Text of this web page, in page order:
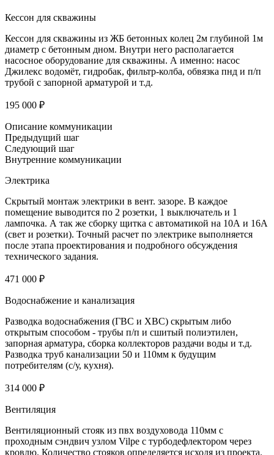
Кессон для скважины
Кессон для скважины из ЖБ бетонных колец 2м глубиной 1м
диаметр с бетонным дном. Внутри него располагается
насосное оборудование для скважины. А именно: насос
Джилекс водомёт, гидробак, фильтр-колба, обвязка пнд и п/п
трубой с запорной арматурой и т.д.
195 000 ₽
Описание коммуникации
Предыдущий шаг
Следующий шаг
Внутренние коммуникации
Электрика
Скрытый монтаж электрики в вент. зазоре. В каждое
помещение выводится по 2 розетки, 1 выключатель и 1
лампочка. А так же сборку щитка с автоматикой на 10А и 16А
(свет и розетки). Точный расчет по электрике выполняется
после этапа проектирования и подробного обсуждения
технического задания.
471 000 ₽
Водоснабжение и канализация
Разводка водоснабжения (ГВС и ХВС) скрытым либо
открытым способом - трубы п/п и сшитый полиэтилен,
запорная арматура, сборка коллекторов раздачи воды и т.д.
Разводка труб канализации 50 и 110мм к будущим
потребителям (с/у, кухня).
314 000 ₽
Вентиляция
Вентиляционный стояк из пвх воздуховода 110мм с
проходным сэндвич узлом Vilpe с турбодефлектором через
кровлю. Количество стояков определяется исходя из проекта.